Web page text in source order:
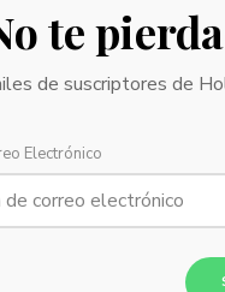
te
de suscriptores de
Electrónico